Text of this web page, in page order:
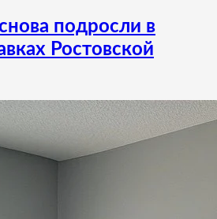
подросли в
Ростовской